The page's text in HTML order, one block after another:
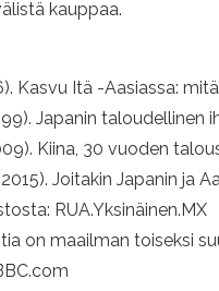
kauppaa.
Kasvu Itä -Aasiassa:
Japanin
Kiina, 30 vuoden
Joitakin Japanin ja
RUA.Yksinäinen.MX
on maailman toiseksi